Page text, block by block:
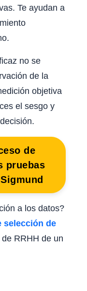
Te ayudan a
no se
de la
objetiva
el sesgo y
de
pruebas
a los datos?
selección de
RRHH de un